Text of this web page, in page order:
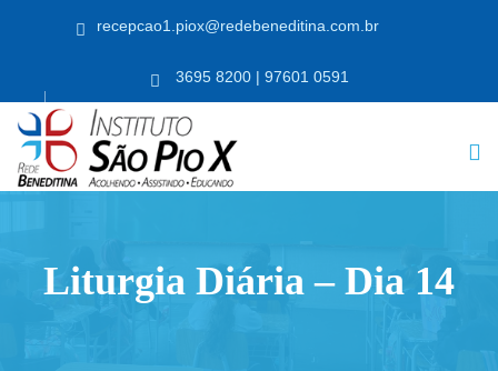
recepcao1.piox@redebeneditina.com.br
3695 8200 | 97601 0591
Liturgia Diária – Dia 14